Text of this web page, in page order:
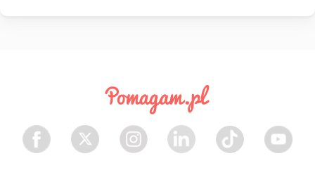
Facebook Twitter Instagram LinkedIn TikTok Youtube